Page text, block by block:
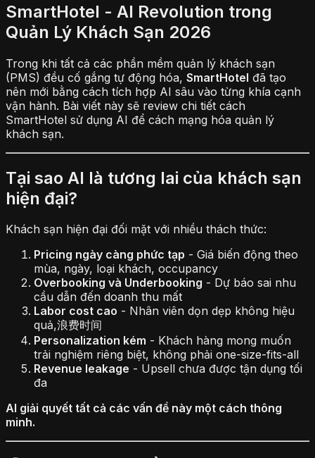
SmartHotel - AI Revolution trong
Quản Lý Khách Sạn 2026
Trong khi tất cả các phần mềm quản lý khách sạn
(PMS) đều cố gắng tự động hóa, SmartHotel đã tạo
nên mới bằng cách tích hợp AI sâu vào từng khía cạnh
vận hành. Bài viết này sẽ review chi tiết cách
SmartHotel sử dụng AI để cách mạng hóa quản lý
khách sạn.
Tại sao AI là tương lai của khách sạn
hiện đại?
Khách sạn hiện đại đối mặt với nhiều thách thức:
Pricing ngày càng phức tạp - Giá biến động theo
mùa, ngày, loại khách, occupancy
Overbooking và Underbooking - Dự báo sai nhu
cầu dẫn đến doanh thu mất
Labor cost cao - Nhân viên dọn dẹp không hiệu
quả,浪费时间
Personalization kém - Khách hàng mong muốn
trải nghiệm riêng biệt, không phải one-size-fits-all
Revenue leakage - Upsell chưa được tận dụng tối
đa
AI giải quyết tất cả các vấn đề này một cách thông
minh.